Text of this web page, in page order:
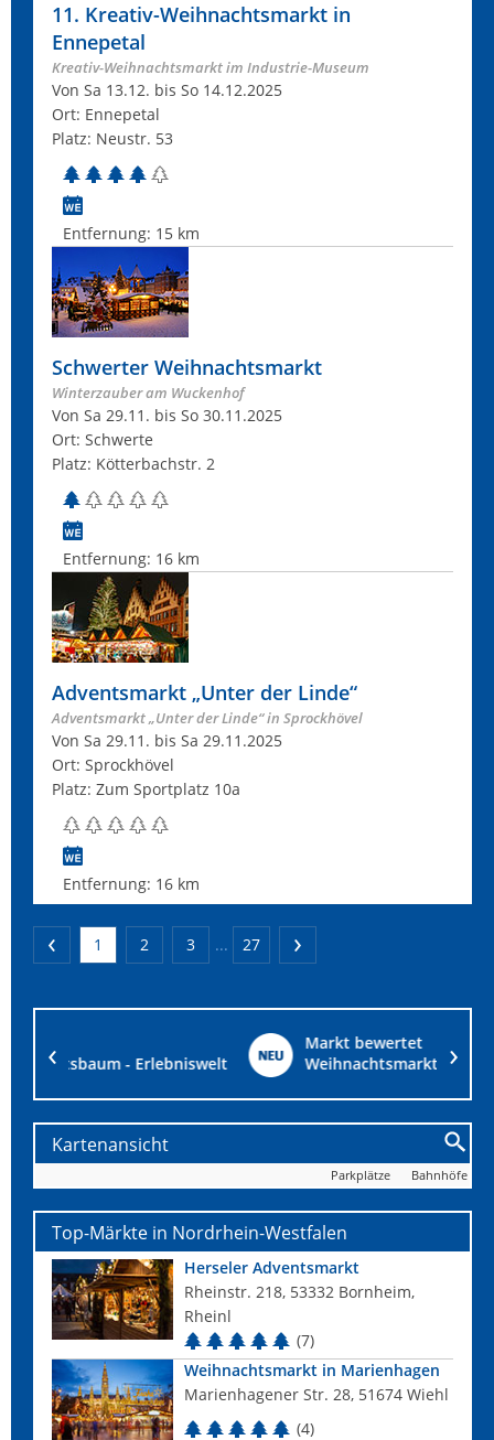
11. Kreativ-Weihnachtsmarkt in
Ennepetal
Kreativ-Weihnachtsmarkt im Industrie-Museum
Von Sa 13.12. bis So 14.12.2025
Ort: Ennepetal
Platz: Neustr. 53
Entfernung: 15 km
Schwerter Weihnachtsmarkt
Winterzauber am Wuckenhof
Von Sa 29.11. bis So 30.11.2025
Ort: Schwerte
Platz: Kötterbachstr. 2
Entfernung: 16 km
Adventsmarkt „Unter der Linde“
Adventsmarkt „Unter der Linde“ in Sprockhövel
Von Sa 29.11. bis Sa 29.11.2025
Ort: Sprockhövel
Platz: Zum Sportplatz 10a
Entfernung: 16 km
1 2 3 ... 27
Weihnachtsmarkt am 1. Advent in Babenhausen
Kartenansicht
Bahnhöfe
Parkplätze
Top-Märkte in Nordrhein-Westfalen
Herseler Adventsmarkt
Rheinstr. 218, 53332 Bornheim,
Rheinl
(7)
Weihnachtsmarkt in Marienhagen
Marienhagener Str. 28, 51674 Wiehl
(4)